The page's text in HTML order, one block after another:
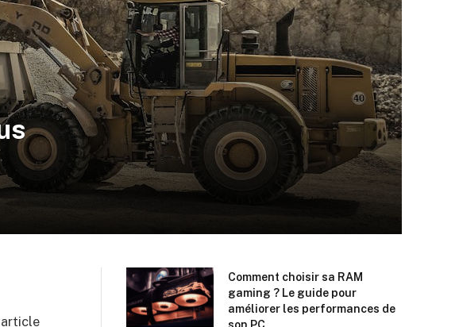
Comment choisir sa RAM
gaming ? Le guide pour
améliorer les performances de